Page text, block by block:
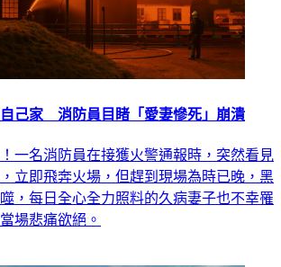
己家 消防員目睹「愛妻慘死」崩潰
一名消防員在接獲火警通報時，突然看見
立即飛奔火場，但趕到現場為時已晚，黑
，每日全心全力照料的久病妻子也不幸罹
場悲痛欲絕。